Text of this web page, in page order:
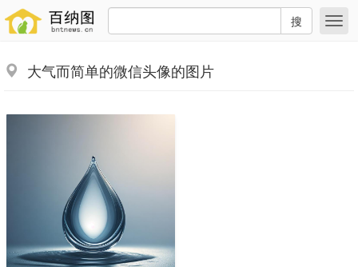
搜
大气而简单的微信头像的图片